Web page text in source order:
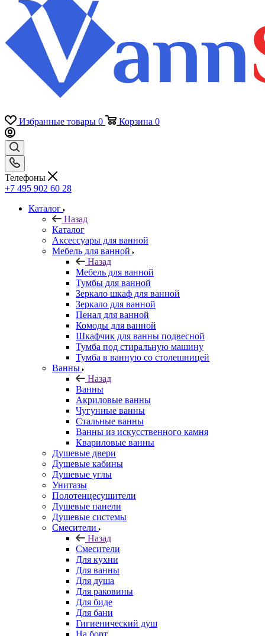
Избранные товары 0 Корзина 0
Телефоны
+7 495 902 60 28
Каталог
Назад
Каталог
Аксессуары для ванной
Мебель для ванной
Назад
Мебель для ванной
Тумбы для ванной
Зеркало шкаф для ванной
Зеркало для ванной
Пенал для ванной
Комоды для ванной
Шкафчик для ванны подвесной
Тумба под стиральную машину
Тумба в ванную со столешницей
Ванны
Назад
Ванны
Акриловые ванны
Чугунные ванны
Стальные ванны
Ванны из искусственного камня
Квариловые ванны
Душевые двери
Душевые кабины
Душевые углы
Унитазы
Полотенцесушители
Душевые панели
Душевые системы
Смесители
Назад
Смесители
Для кухни
Для ванны
Для душа
Для раковины
Для биде
Для бани
Гигиенический душ
На борт